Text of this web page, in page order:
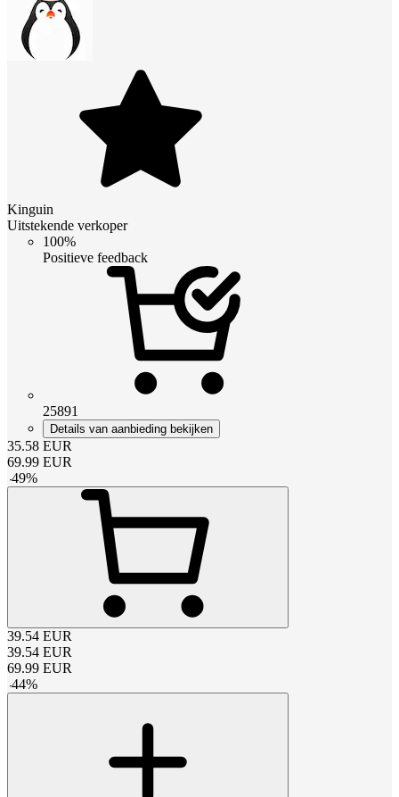
Kinguin
Uitstekende verkoper
100%
Positieve feedback
25891
Details van aanbieding bekijken
35.58 EUR
69.99 EUR
-49%
39.54 EUR
39.54 EUR
69.99 EUR
-44%